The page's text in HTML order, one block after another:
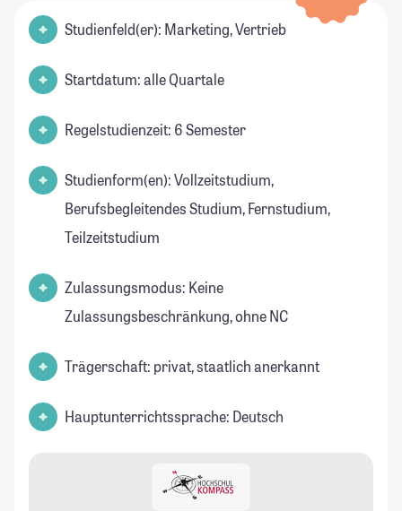
Studienfeld(er): Marketing, Vertrieb
Startdatum: alle Quartale
Regelstudienzeit: 6 Semester
Studienform(en): Vollzeitstudium,
Berufsbegleitendes Studium, Fernstudium,
Teilzeitstudium
Zulassungsmodus: Keine
Zulassungsbeschränkung, ohne NC
Trägerschaft: privat, staatlich anerkannt
Hauptunterrichtssprache: Deutsch